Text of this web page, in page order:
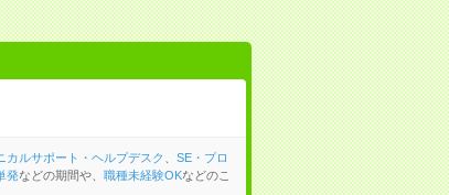
カルサポート・ヘルプデスク
SE・プロ
発などの期間や、 職種未経験OKなどのこ